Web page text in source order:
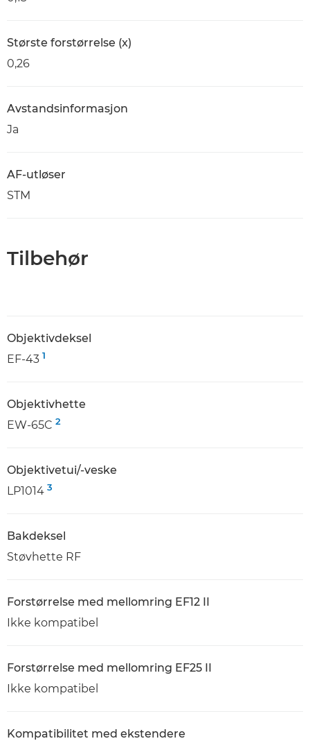
Største forstørrelse (x)
0,26
Avstandsinformasjon
Ja
AF-utløser
STM
Tilbehør
Objektivdeksel
EF-43 1
Objektivhette
EW-65C 2
Objektivetui/-veske
LP1014 3
Bakdeksel
Støvhette RF
Forstørrelse med mellomring EF12 II
Ikke kompatibel
Forstørrelse med mellomring EF25 II
Ikke kompatibel
Kompatibilitet med ekstendere